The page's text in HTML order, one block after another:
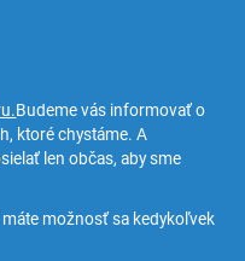
Budeme vás informovať o
ktoré chystáme. A
len občas, aby sme
možnosť sa kedykoľvek